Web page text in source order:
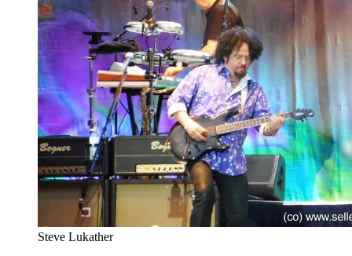
Steve Lukather